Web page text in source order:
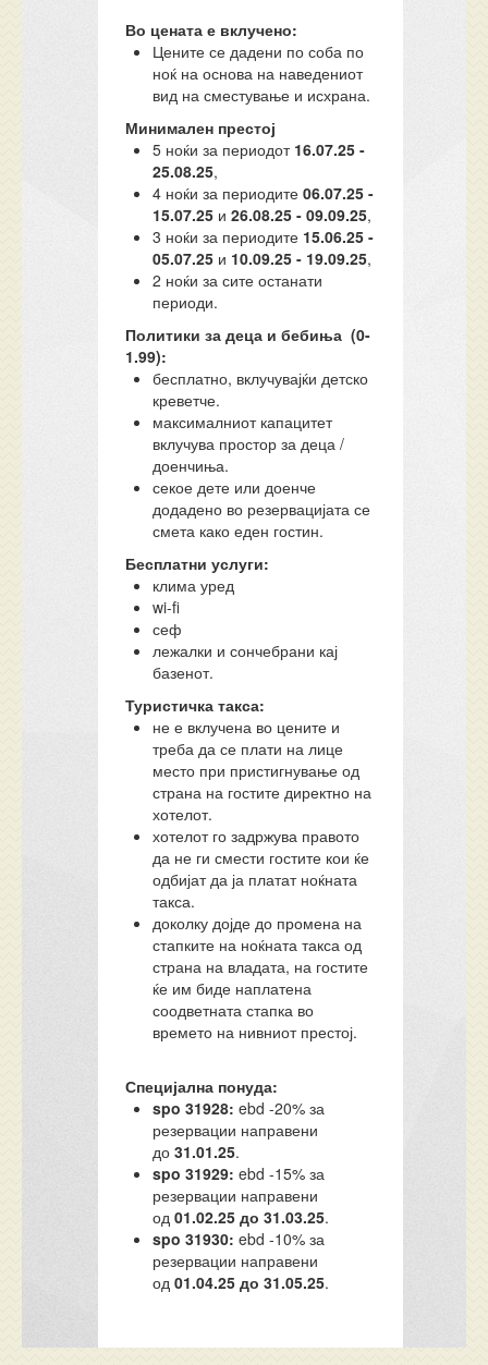
Во цената е вклучено:
Цените се дадени по соба по
ноќ на основа на наведениот
вид на сместување и исхрана.
Минимален престој
5 ноќи за периодот 16.07.25 -
25.08.25,
4 ноќи за периодите06.07.25 -
15.07.25 и26.08.25 - 09.09.25,
3 ноќи за периодите 15.06.25 -
05.07.25 и 10.09.25 - 19.09.25,
2 ноќи за сите останати
периоди.
Политики за деца и бебиња (0-
1.99):
бесплатно, вклучувајќи детско
креветче.
максималниот капацитет
вклучува простор за деца /
доенчиња.
секое дете или доенче
додадено во резервацијата се
смета како еден гостин.
Бесплатни услуги:
клима уред
wi-fi
сеф
лежалки и сончебрани кај
базенот.
Туристичка такса:
не е вклучена во цените и
треба да се плати на лице
место при пристигнување од
страна на гостите директно на
хотелот.
хотелот го задржува правото
да не ги смести гостите кои ќе
одбијат да ја платат ноќната
такса.
доколку дојде до промена на
стапките на ноќната такса од
страна на владата, на гостите
ќе им биде наплатена
соодветната стапка во
времето на нивниот престој.
Специјална понуда:
spo 31928: ebd -20% за
резервации направени
до31.01.25.
spo 31929: ebd -15% за
резервации направени
од01.02.25 до 31.03.25.
spo 31930: ebd -10% за
резервации направени
од01.04.25 до 31.05.25.